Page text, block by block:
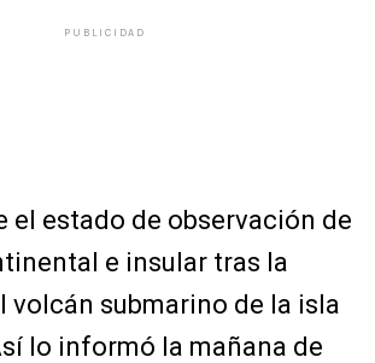
PUBLICIDAD
el estado de observación de
e insular tras la
volcán submarino de la isla
lo informó la mañana de